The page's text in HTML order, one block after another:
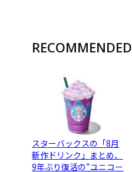
RECOMMENDED
スターバックスの「8月
新作ドリンク」まとめ、
9年ぶり復活の“ユニコー